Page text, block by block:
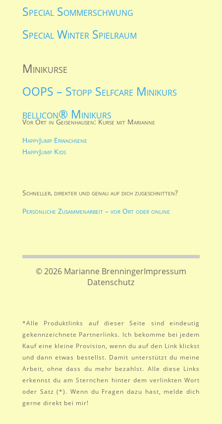
Special Sommerschwung
Special Winter Spielraum
Minikurse
OOPS – Stopp Selfcare Minikurs
bellicon® Minikurs
Vor Ort in Geisenhausen: Kurse mit Marianne
HappyJump Erwachsene
HappyJump Kids
Schneller, direkter und genau auf dich zugeschnitten?
Persönliche Zusammenarbeit – vor Ort oder online
© 2026 Marianne BrenningerImpressum
Datenschutz
*Alle Produktlinks auf dieser Seite sind eindeutig
gekennzeichnete Partnerlinks. Ich bekomme bei jedem
Kauf eine kleine Provision, wenn du auf den Link klickst
und dann etwas bestellst. Damit unterstützt du meine
Arbeit, ohne dass du mehr bezahlst. Alle diese Links
erkennst du am Sternchen hinter dem verlinkten Wort
oder Satz (*). Wenn du Fragen dazu hast, melde dich
gerne direkt bei mir!